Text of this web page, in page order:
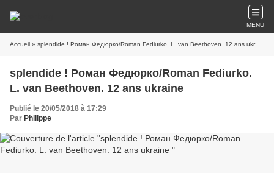
MENU
Accueil » splendide ! Роман Федюрко/Roman Fediurko. L. van Beethoven. 12 ans ukraine
splendide ! Роман Федюрко/Roman Fediurko.
L. van Beethoven. 12 ans ukraine
Publié le 20/05/2018 à 17:29
Par Philippe